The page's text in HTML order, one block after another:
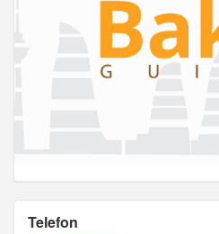
Telefon